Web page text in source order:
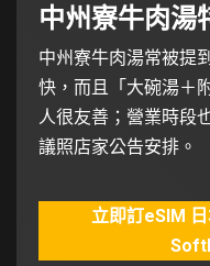
中州寮牛肉湯
中州寮牛肉湯常被提
快，而且「大碗湯＋
人很友善；營業時段
議照店家公告安排。
立即訂eSIM 日